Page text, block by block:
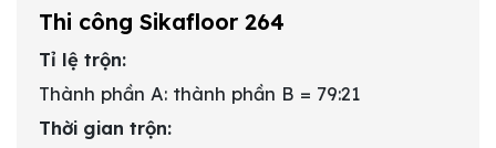
Thi công Sikafloor 264
Tỉ lệ trộn:
Thành phần A: thành phần B = 79:21
Thời gian trộn: